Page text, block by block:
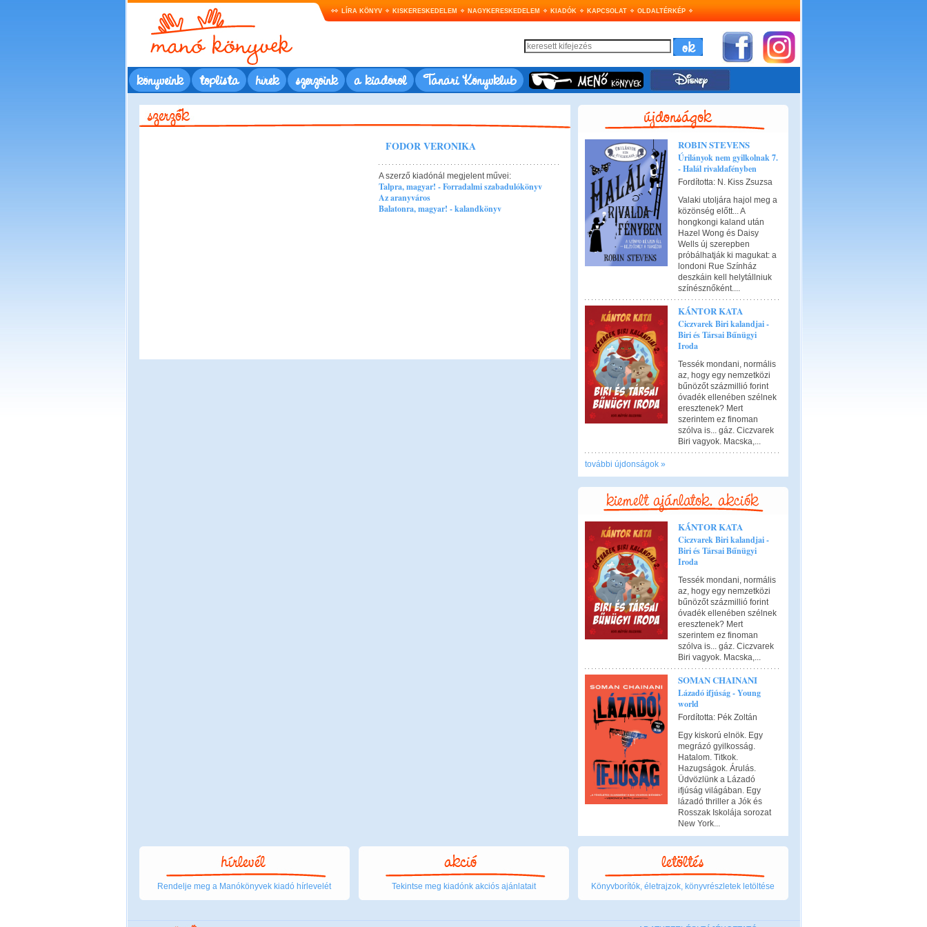
LÍRA KÖNYV KISKERESKEDELEM NAGYKERESKEDELEM KIADÓK KAPCSOLAT OLDALTÉRKÉP
könyveink toplista hírek szerzőink a kiadóról Tanári Könyvklub
FODOR VERONIKA
A szerző kiadónál megjelent művei:
Talpra, magyar! - Forradalmi szabadulókönyv
Az aranyváros
Balatonra, magyar! - kalandkönyv
ROBIN STEVENS
Úrilányok nem gyilkolnak 7.
- Halál rivaldafényben
Fordította: N. Kiss Zsuzsa
Valaki utoljára hajol meg a
közönség előtt... A
hongkongi kaland után
Hazel Wong és Daisy
Wells új szerepben
próbálhatják ki magukat: a
londoni Rue Színház
deszkáin kell helytállniuk
színésznőként....
KÁNTOR KATA
Ciczvarek Biri kalandjai -
Biri és Társai Bűnügyi
Iroda
Tessék mondani, normális
az, hogy egy nemzetközi
bűnözőt százmillió forint
óvadék ellenében szélnek
eresztenek? Mert
szerintem ez finoman
szólva is... gáz. Ciczvarek
Biri vagyok. Macska,...
további újdonságok »
KÁNTOR KATA
Ciczvarek Biri kalandjai -
Biri és Társai Bűnügyi
Iroda
Tessék mondani, normális
az, hogy egy nemzetközi
bűnözőt százmillió forint
óvadék ellenében szélnek
eresztenek? Mert
szerintem ez finoman
szólva is... gáz. Ciczvarek
Biri vagyok. Macska,...
SOMAN CHAINANI
Lázadó ifjúság - Young
world
Fordította: Pék Zoltán
Egy kiskorú elnök. Egy
megrázó gyilkosság.
Hatalom. Titkok.
Hazugságok. Árulás.
Üdvözlünk a Lázadó
ifjúság világában. Egy
lázadó thriller a Jók és
Rosszak Iskolája sorozat
New York...
Rendelje meg a Manókönyvek kiadó hírlevelét Tekintse meg kiadónk akciós ajánlatait Könyvborítók, életrajzok, könyvrészletek letöltése